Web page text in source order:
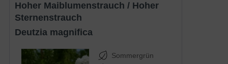
Hoher Maiblumenstrauch / Hoher
Sternenstrauch
Deutzia magnifica
Sommergrün